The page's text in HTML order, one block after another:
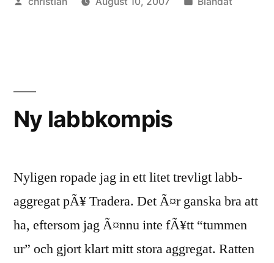
Ny labbkompis
Nyligen ropade jag in ett litet trevligt labb-
aggregat pÃ¥ Tradera. Det Ã¤r ganska bra att
ha, eftersom jag Ã¤nnu inte fÃ¥tt “tummen
ur” och gjort klart mitt stora aggregat. Ratten